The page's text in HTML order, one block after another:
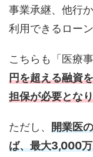
事業承継、他行
利用できるローン
こちらも「医療
円を超える融資
担保が必要とな
ただし、 開業医
ば、最大3,000